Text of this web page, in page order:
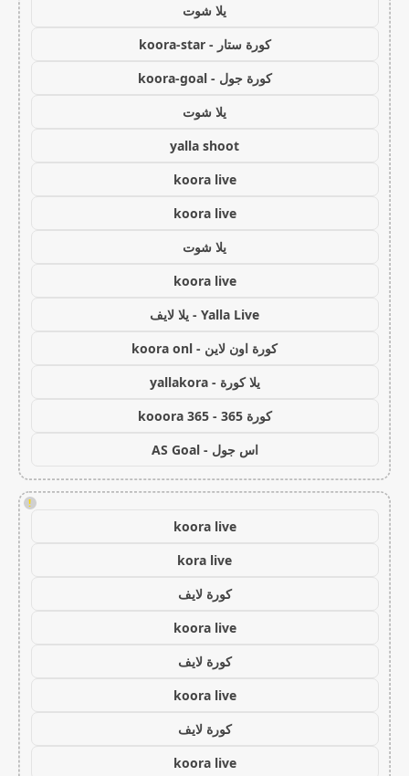
يلا شوت
كورة ستار - koora-star
كورة جول - koora-goal
يلا شوت
yalla shoot
koora live
koora live
يلا شوت
koora live
Yalla Live - يلا لايف
كورة اون لاين - koora onl
يلا كورة - yallakora
كورة 365 - kooora 365
اس جول - AS Goal
!
koora live
kora live
كورة لايف
koora live
كورة لايف
koora live
كورة لايف
koora live